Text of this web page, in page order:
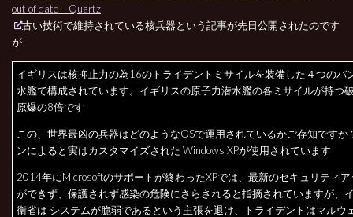
out of date – Quartz
古い技術で維持されている核兵器という記事が先日公開されたのです
が
イギリスは核抑止力の為16のトライデントミサイルを装備した４つのバ
水艦で構成されています。イギリスの原子力潜水艦の各ミサイルが持つ
原爆の8倍です
この、世界最凶の兵器はどのようなOSで運用されているかご存知ですか
ンによると実はカスタマイズされた Windows XPが使用されています
2014年にMicrosoftのサポートが終わったXPでは、最新のセキュリティ
ができず、保護されず感染の危険にさらされると指摘されていますが、
衛省は システムが脆弱であるという主張を退け、トライデントはマルウ